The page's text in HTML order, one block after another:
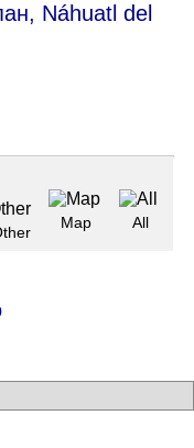
Náhuatl del
Map All